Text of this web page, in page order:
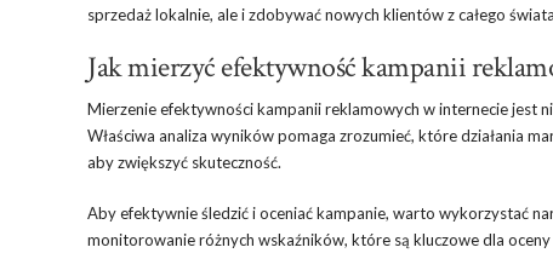
sprzedaż lokalnie, ale i zdobywać nowych klientów z całego
Jak mierzyć efektywność kampanii
Mierzenie efektywności kampanii reklamowych w internecie jest
Właściwa analiza wyników pomaga zrozumieć, które działania
aby zwiększyć skuteczność.
Aby efektywnie śledzić i oceniać kampanie, warto wykorzystać
monitorowanie różnych wskaźników, które są kluczowe dla